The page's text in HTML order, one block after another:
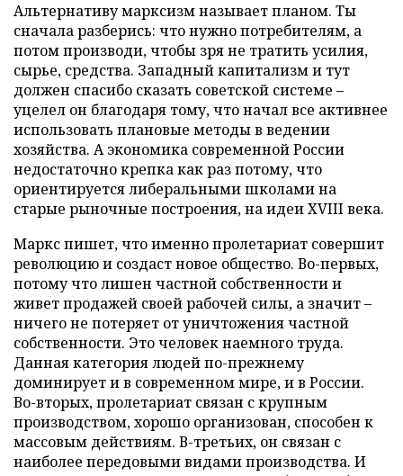
Альтернативу марксизм называет планом. Ты
сначала разберись: что нужно потребителям, а
потом производи, чтобы зря не тратить усилия,
сырье, средства. Западный капитализм и тут
должен спасибо сказать советской системе –
уцелел он благодаря тому, что начал все активнее
использовать плановые методы в ведении
хозяйства. А экономика современной России
недостаточно крепка как раз потому, что
ориентируется либеральными школами на
старые рыночные построения, на идеи XVIII века.
Маркс пишет, что именно пролетариат совершит
революцию и создаст новое общество. Во-первых,
потому что лишен частной собственности и
живет продажей своей рабочей силы, а значит –
ничего не потеряет от уничтожения частной
собственности. Это человек наемного труда.
Данная категория людей по-прежнему
доминирует и в современном мире, и в России.
Во-вторых, пролетариат связан с крупным
производством, хорошо организован, способен к
массовым действиям. В-третьих, он связан с
наиболее передовыми видами производства. И